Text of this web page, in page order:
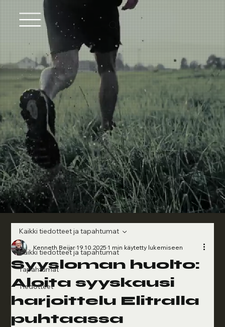
Kaikki tiedotteet ja tapahtumat
Tapahtumat
Tiedotteet
Kaikki tiedotteet ja tapahtumat
Syysloman huolto:
Aloita syyskausi
harjoittelu Elitralla
puhtaassa
Kenneth Beijar19.10.20251 min käytetty lukemiseen